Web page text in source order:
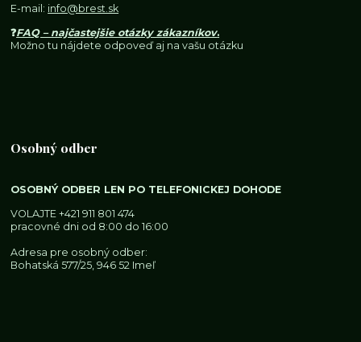
E-mail: info@brest.sk
❓FAQ – najčastejšie otázky zákazníkov.
Možno tu nájdete odpoveď aj na vašu otázku
Osobný odber
OSOBNÝ ODBER LEN PO TELEFONICKEJ DOHODE
VOLAJTE+421 911 801 474
pracovné dni od 8:00 do 16:00
Adresa pre osobný odber:
Bohatská 577/25, 946 52 Imeľ